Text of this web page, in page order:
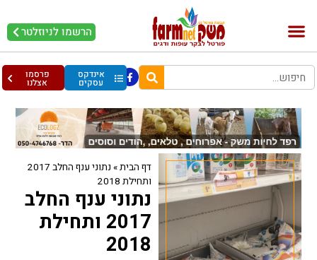
הרשמו לניוזלטר
אינדקס
עסקים
פרסמו
אצלנו
דף הבית»
נתוני ענף החלב 2017
ותחילת 2018
נתוני ענף החלב
2017 ותחילת
2018